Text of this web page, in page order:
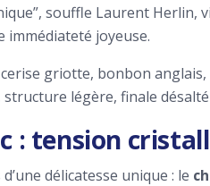
souffle Laurent Herlin,
immédiateté joyeuse.
griotte, bonbon
structure légère, finale
: tension
délicatesse unique : le